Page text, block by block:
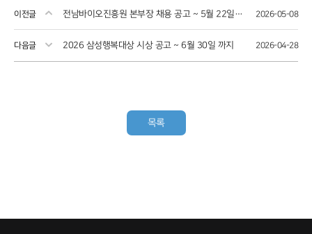
이전글 전남바이오진흥원 본부장 채용 공고 ~ 5월 22일까지 2026-05-08
다음글 2026 삼성행복대상 시상 공고 ~ 6월 30일 까지 2026-04-28
목록